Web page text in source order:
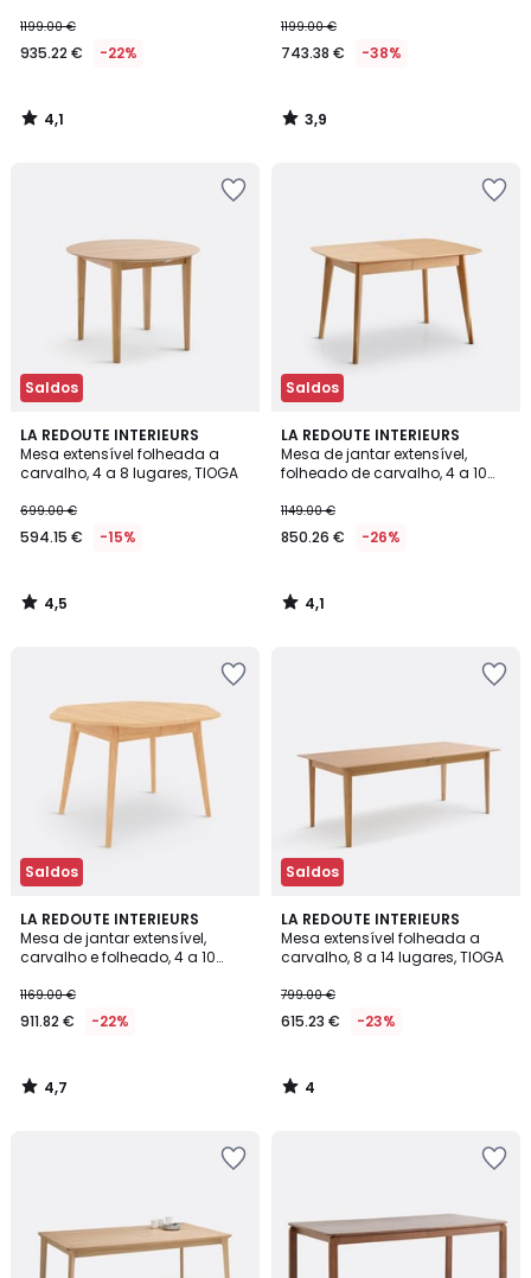
1199.00 €
935.22 € -22%
4,1
/
1199.00 €
743.38 € -38%
3,9
/
Saldos
LA REDOUTE INTERIEURS
Mesa extensível folheada a
carvalho, 4 a 8 lugares, TIOGA
699.00 €
594.15 € -15%
4,5
/ 5
4,5
/
Saldos
LA REDOUTE INTERIEURS
Mesa de jantar extensível,
folheado de carvalho, 4 a 10
1149.00 €
850.26 € -26%
4,1
/ 5
4,1
/
Saldos
LA REDOUTE INTERIEURS
Mesa de jantar extensível,
carvalho e folheado, 4 a 10
1169.00 €
911.82 € -22%
4,7
/ 5
4,7
/
Saldos
LA REDOUTE INTERIEURS
Mesa extensível folheada a
carvalho, 8 a 14 lugares, TIOGA
799.00 €
615.23 € -23%
4
/
5
4
/